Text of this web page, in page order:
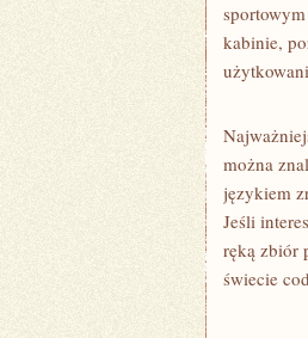
kabinie,
można
językiem
Jeśli
ręką zbiór
świecie